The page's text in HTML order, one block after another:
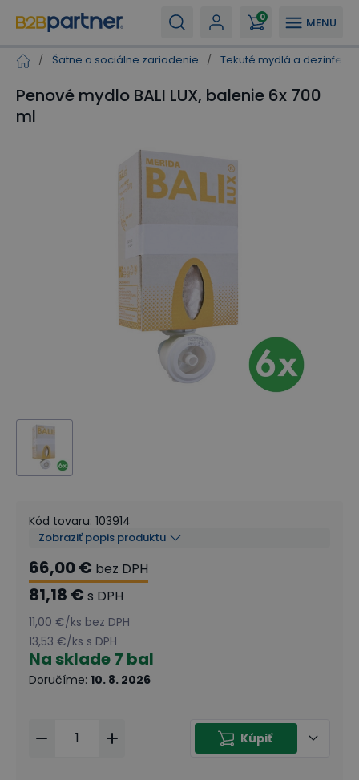
MENU
0
/ Šatne a sociálne zariadenie / Tekuté mydlá a
Penové mydlo BALI LUX, balenie 6x 700
ml
Kód tovaru: 103914
Zobraziť popis produktu
66,00 € bez DPH
81,18 € s DPH
11,00 €/ks bez DPH
13,53 €/ks s DPH
Na sklade7 bal
Doručíme: 10. 8. 2026
Kúpiť